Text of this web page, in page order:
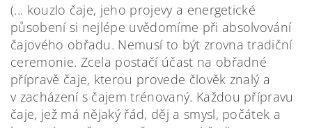
(... kouzlo čaje, jeho projevy a energetické
působení si nejlépe uvědomíme při absolvování
čajového obřadu. Nemusí to být zrovna tradiční
ceremonie. Zcela postačí účast na obřadné
přípravě čaje, kterou provede člověk znalý a
v zacházení s čajem trénovaný. Každou přípravu
čaje, jež má nějaký řád, děj a smysl, počátek a